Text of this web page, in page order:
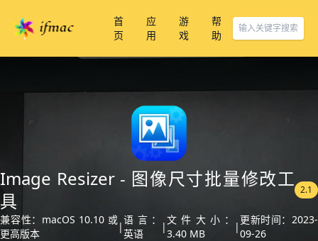
首
页
应
用
游
戏
帮
助
Image Resizer - 图像尺寸批量修改工
具
2.1
兼容性：macOS 10.10 或
更高版本
|
语言：
英语
|
文件大小：
3.40 MB
|
更新时间：2023-
09-26